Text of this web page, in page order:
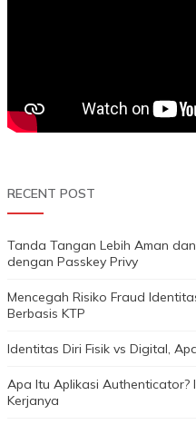
RECENT POST
Tanda Tangan Lebih Aman
dengan Passkey Privy
Mencegah Risiko Fraud
Berbasis KTP
Identitas Diri Fisik vs Digital,
Apa Itu Aplikasi Authenticator?
Kerjanya